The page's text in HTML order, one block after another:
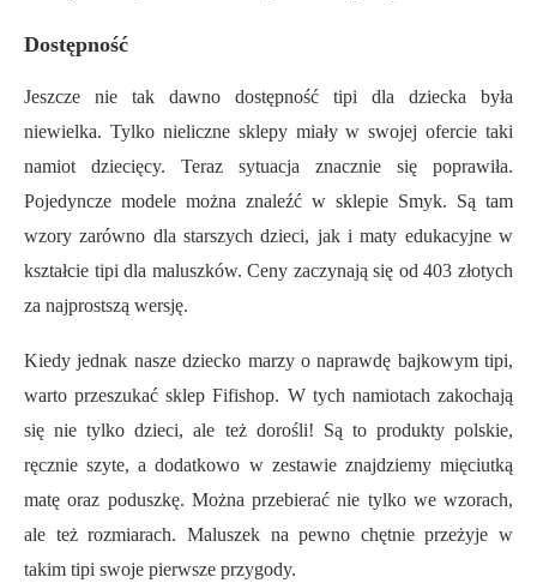
Dostępność
Jeszcze nie tak dawno dostępność tipi dla dziecka była
niewielka. Tylko nieliczne sklepy miały w swojej ofercie taki
namiot dziecięcy. Teraz sytuacja znacznie się poprawiła.
Pojedyncze modele można znaleźć w sklepie Smyk. Są tam
wzory zarówno dla starszych dzieci, jak i maty edukacyjne w
kształcie tipi dla maluszków. Ceny zaczynają się od 403 złotych
za najprostszą wersję.
Kiedy jednak nasze dziecko marzy o naprawdę bajkowym tipi,
warto przeszukać sklep Fifishop. W tych namiotach zakochają
się nie tylko dzieci, ale też dorośli! Są to produkty polskie,
ręcznie szyte, a dodatkowo w zestawie znajdziemy mięciutką
matę oraz poduszkę. Można przebierać nie tylko we wzorach,
ale też rozmiarach. Maluszek na pewno chętnie przeżyje w
takim tipi swoje pierwsze przygody.